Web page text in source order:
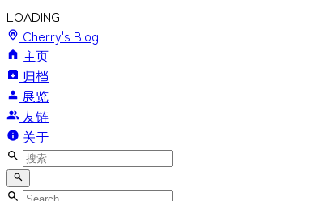
LOADING
Cherry's Blog
主页
归档
展览
友链
关于